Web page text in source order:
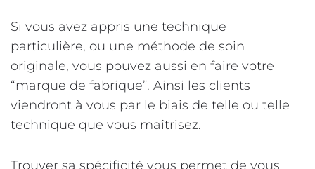
Si vous avez appris une technique
particulière, ou une méthode de soin
originale, vous pouvez aussi en faire votre
“marque de fabrique”. Ainsi les clients
viendront à vous par le biais de telle ou telle
technique que vous maîtrisez.
Trouver sa spécificité vous permet de vous